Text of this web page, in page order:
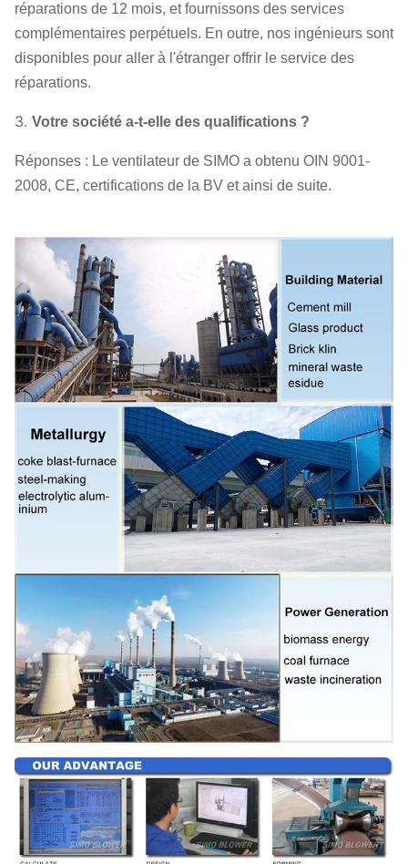
réparations de 12 mois, et fournissons des services
complémentaires perpétuels. En outre, nos ingénieurs sont
disponibles pour aller à l'étranger offrir le service des
réparations.
3. Votre société a-t-elle des qualifications ?
Réponses : Le ventilateur de SIMO a obtenu OIN 9001-
2008, CE, certifications de la BV et ainsi de suite.